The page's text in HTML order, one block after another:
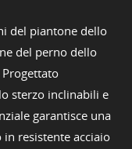
del piantone dello
del perno dello
sterzo inclinabili e
garantisce una
in resistente acciaio